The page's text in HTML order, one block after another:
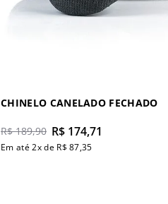
CHINELO CANELADO FECHADO
R$ 189,90 R$ 174,71
Em até2x de R$ 87,35